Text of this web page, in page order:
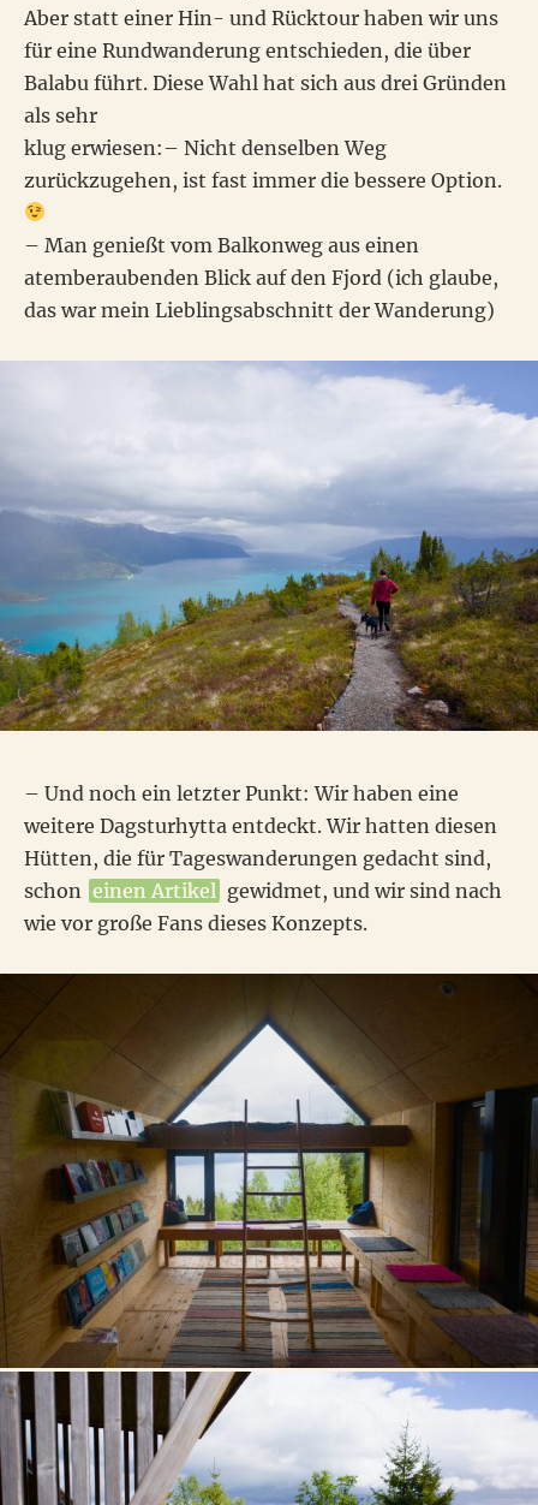
Aber statt einer Hin- und Rücktour haben wir uns
für eine Rundwanderung entschieden, die über
Balabu führt. Diese Wahl hat sich aus drei Gründen
als sehr
klug erwiesen:– Nicht denselben Weg
zurückzugehen, ist fast immer die bessere Option.
– Man genießt vom Balkonweg aus einen
atemberaubenden Blick auf den Fjord (ich glaube,
das war mein Lieblingsabschnitt der Wanderung)
– Und noch ein letzter Punkt: Wir haben eine
weitere Dagsturhytta entdeckt. Wir hatten diesen
Hütten, die für Tageswanderungen gedacht sind,
schon einen Artikel gewidmet, und wir sind nach
wie vor große Fans dieses Konzepts.